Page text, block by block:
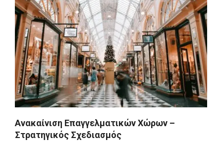
Ανακαίνιση Επαγγελματικών Χώρων –
Στρατηγικός Σχεδιασμός